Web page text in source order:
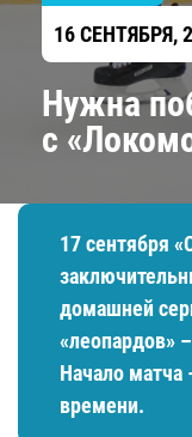
16 СЕНТЯБРЯ,
Нужна
с
17 сентября
домашней
«леопардов»
Начало матча
времени.